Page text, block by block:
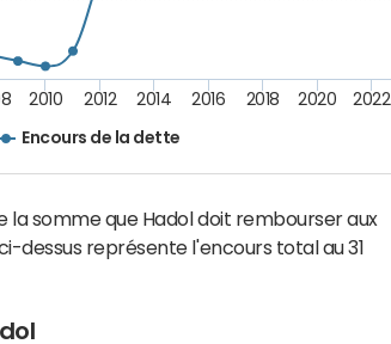
Encours de la dette
2010 2012 2014 2016 2018 2020 2022
la somme que Hadol doit rembourser aux
dessus représente l'encours total au 31